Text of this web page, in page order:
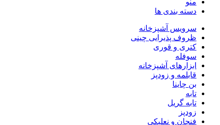
دسته بندی ها
سرویس آشپزخانه
ظروف پذیرایی چینی
کتری و قوری
سوفله
ابزارهای آشپزخانه
قابلمه و زودپز
بن چاینا
تابه
تابه گریل
زودپز
فنجان و نعلبکی